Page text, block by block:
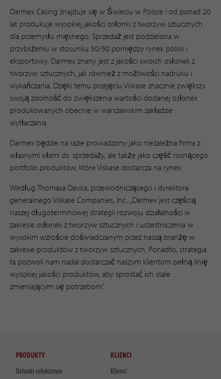
Darmex Casing znajduje się w Świeciu w Polsce i od ponad 20
lat produkuje wysokiej jakości osłonki z tworzyw sztucznych
dla przemysłu mięsnego. Sprzedaż jest podzielona w
przybliżeniu w stosunku 50/50 pomiędzy rynek polski i
eksportowy. Darmex znany jest z jakości swoich osłonek z
tworzyw sztucznych, jak również z możliwości nadruku i
wykańczania. Dzięki temu przejęciu Viskase znacznie zwiększy
swoją zdolność do zwiększenia wartości dodanej osłonek
produkowanych obecnie w warszawskim zakładzie
wytłaczania.
Darmex będzie na razie prowadzony jako niezależna firma z
własnymi siłami ds. sprzedaży, ale także jako część rosnącego
portfolio produktów, które Viskase dostarcza na rynek.
Według Thomasa Davisa, przewodniczącego i dyrektora
generalnego Viskase Companies, Inc., „Darmex jest częścią
naszej długoterminowej strategii rozwoju działalności w
zakresie osłonek z tworzyw sztucznych i uczestniczenia w
wysokim wzroście doświadczanym przez naszą branżę w
zakresie produktów z tworzyw sztucznych. Ponadto, strategia
ta pozwoli nam nadal dostarczać naszym klientom pełną linię
wysokiej jakości produktów, aby sprostać ich stale
zmieniającym się potrzebom”.
PRODUKTY
Osłonki celulozowe
KLIENCI
Klienci